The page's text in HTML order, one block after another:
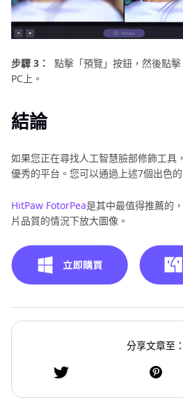
步驟 3：
點擊「預覽」按鈕，然後點
PC上。
結論
如果您正在尋找人工智慧臉部修飾工具
優秀的平台。您可以通過上述7個出色
HitPaw FotorPea是其中最值得推薦的
片品質的情況下放大圖像。
分享文章至：